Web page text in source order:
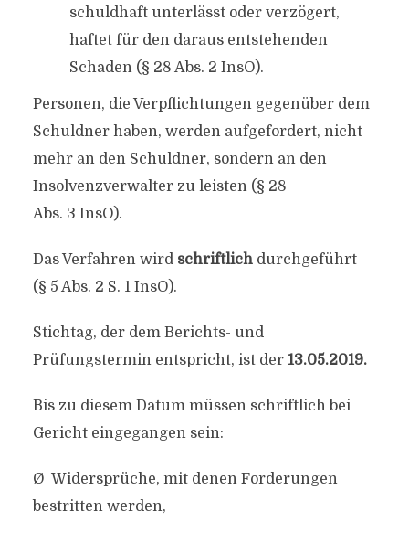
schuldhaft unterlässt oder verzögert,
haftet für den daraus entstehenden
Schaden (§ 28 Abs. 2 InsO).
Personen, die Verpflichtungen gegenüber dem
Schuldner haben, werden aufgefordert, nicht
mehr an den Schuldner, sondern an den
Insolvenzverwalter zu leisten (§ 28
Abs. 3 InsO).
Das Verfahren wird schriftlichdurchgeführt
(§ 5 Abs. 2 S. 1 InsO).
Stichtag, der dem Berichts- und
Prüfungstermin entspricht, ist der 13.05.2019.
Bis zu diesem Datum müssen schriftlich bei
Gericht eingegangen sein:
Ø Widersprüche, mit denen Forderungen
bestritten werden,